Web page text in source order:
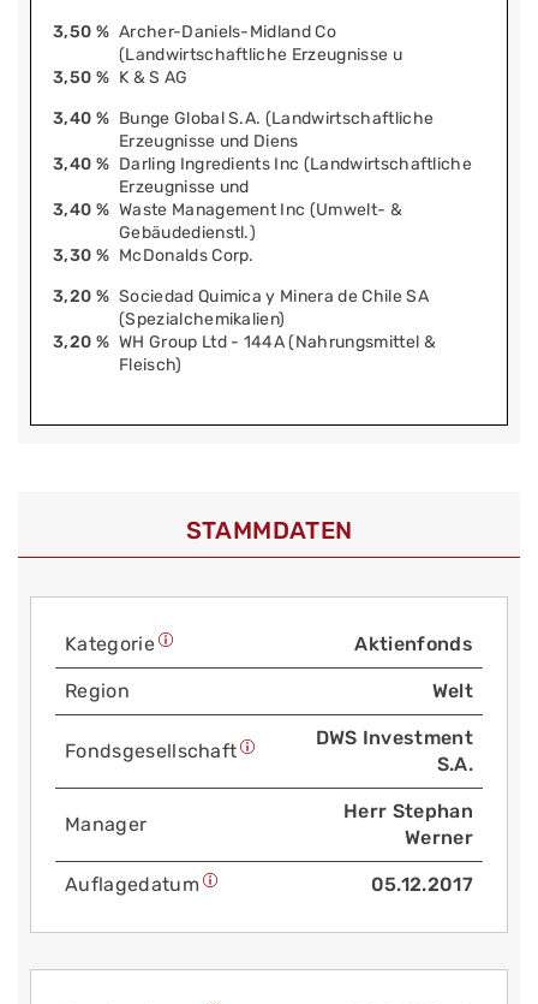
3,50 % Archer-Daniels-Midland Co
(Landwirtschaftliche Erzeugnisse u
3,50 % K & S AG
3,40 % Bunge Global S.A. (Landwirtschaftliche
Erzeugnisse und Diens
3,40 % Darling Ingredients Inc (Landwirtschaftliche
Erzeugnisse und
3,40 % Waste Management Inc (Umwelt- &
Gebäudedienstl.)
3,30 % McDonalds Corp.
3,20 % Sociedad Quimica y Minera de Chile SA
(Spezialchemikalien)
3,20 % WH Group Ltd - 144A (Nahrungsmittel &
Fleisch)
STAMMDATEN
Kategorie Aktienfonds
Region Welt
Fonds­gesellschaft
DWS Investment
S.A.
Manager
Herr Stephan
Werner
Auflage­datum 05.12.2017